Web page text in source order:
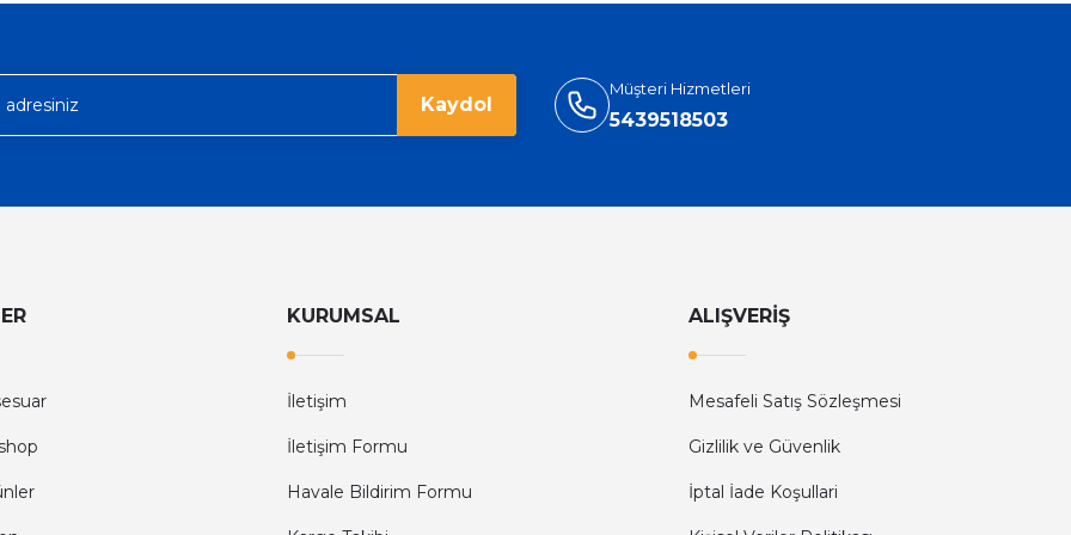
Kaydol
Müşteri Hizmetleri
5439518503
KURUMSAL
İletişim
İletişim Formu
Havale Bildirim Formu
ALIŞVERİŞ
Mesafeli Satış Sözleşmesi
Gizlilik ve Güvenlik
İptal İade Koşullari